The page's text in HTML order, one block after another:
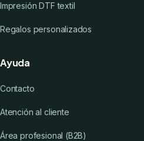
Impresión DTF textil
Regalos personalizados
Ayuda
Contacto
Atención al cliente
Área profesional (B2B)